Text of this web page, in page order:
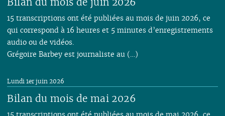
15 transcriptions ont été publiées au mois de juin 2026, ce
qui correspond à 16 heures et 5 minutes d’enregistrements
audio ou de vidéos.
Grégoire Barbey est journaliste au (…)
Bilan du mois de mai 2026
Lundi 1er juin 2026